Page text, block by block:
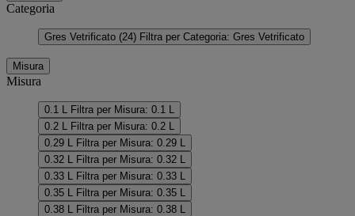
Categoria
Gres Vetrificato (24) Filtra per Categoria: Gres Vetrificato
Misura
Misura
0.1 L
Filtra per Misura: 0.1 L
0.2 L
Filtra per Misura: 0.2 L
0.29 L
Filtra per Misura: 0.29 L
0.32 L
Filtra per Misura: 0.32 L
0.33 L
Filtra per Misura: 0.33 L
0.35 L
Filtra per Misura: 0.35 L
0.38 L
Filtra per Misura: 0.38 L